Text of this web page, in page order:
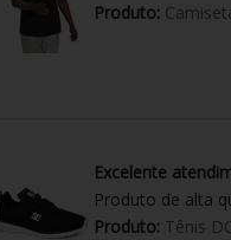
Produto:
Excelente
Produto de alta
Produto: Tênis